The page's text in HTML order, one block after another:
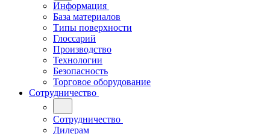
Информация
База материалов
Типы поверхности
Глоссарий
Производство
Технологии
Безопасность
Торговое оборудование
Сотрудничество
Сотрудничество
Дилерам